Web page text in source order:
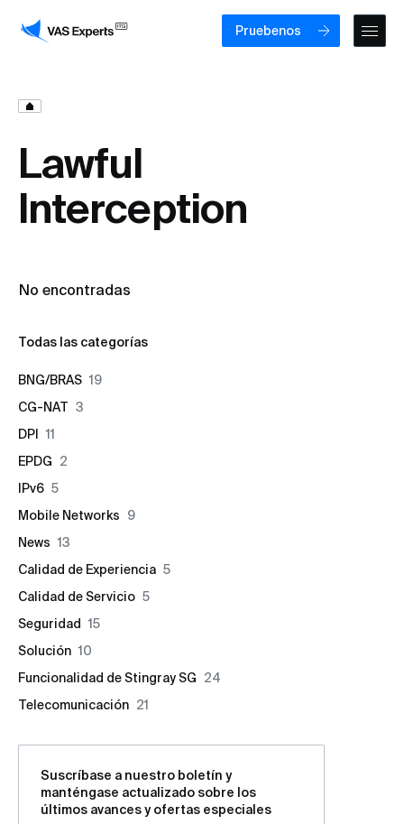
Pruebenos
Lawful
Interception
No encontradas
Todas las categorías
BNG/BRAS 19
CG-NAT 3
DPI
11
EPDG
2
IPv6 5
Mobile Networks
9
News 13
Calidad de Experiencia 5
Calidad de Servicio 5
Seguridad
15
Solución 10
Funcionalidad de Stingray SG
24
Telecomunicación 21
Suscríbase a nuestro boletín y
manténgase actualizado sobre los
últimos avances y ofertas especiales